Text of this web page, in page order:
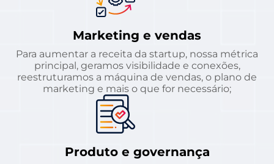
Marketing e vendas
Para aumentar a receita da startup, nossa métrica
principal, geramos visibilidade e conexões,
reestruturamos a máquina de vendas, o plano de
marketing e mais o que for necessário;
Produto e governança